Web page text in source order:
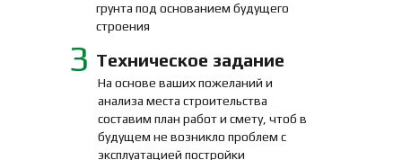
грунта под основанием будущего
строения
Техническое задание
На основе ваших пожеланий и
анализа места строительства
составим план работ и смету, чтоб в
будущем не возникло проблем с
эксплуатацией постройки
3